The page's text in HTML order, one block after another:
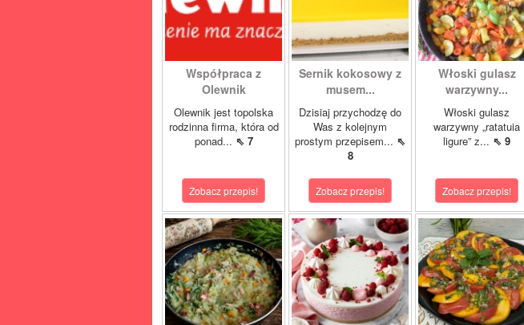
Współpraca z
Olewnik
Olewnik jest topolska
rodzinna firma, która od
ponad... ⇖ 7
Zobacz przepis!
Sernik kokosowy z
musem...
Dzisiaj przychodzę do
Was z kolejnym
prostym przepisem... ⇖
8
Zobacz przepis!
Włoski gulasz
warzywny...
Włoski gulasz
warzywny „ratatuia
ligure” z... ⇖ 9
Zobacz przepis!